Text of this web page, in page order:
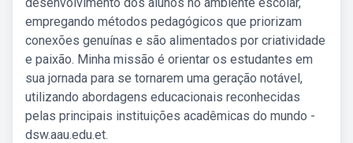
empregando métodos pedagógicos que priorizam
conexões genuínas e são alimentados por criatividade
e paixão. Minha missão é orientar os estudantes em
sua jornada para se tornarem uma geração notável,
utilizando abordagens educacionais reconhecidas
pelas principais instituições acadêmicas do mundo -
dsw.aau.edu.et.